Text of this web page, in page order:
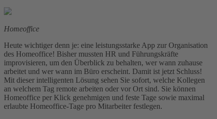
Homeoffice
Heute wichtiger denn je: eine leistungsstarke App zur Organisation
des Homeoffice! Bisher mussten HR und Führungskräfte
improvisieren, um den Überblick zu behalten, wer wann zuhause
arbeitet und wer wann im Büro erscheint. Damit ist jetzt Schluss!
Mit dieser intelligenten Lösung sehen Sie sofort, welche Kollegen
an welchem Tag remote arbeiten oder vor Ort sind. Sie können
Homeoffice per Klick genehmigen und feste Tage sowie maximal
erlaubte Homeoffice-Tage pro Mitarbeiter festlegen.